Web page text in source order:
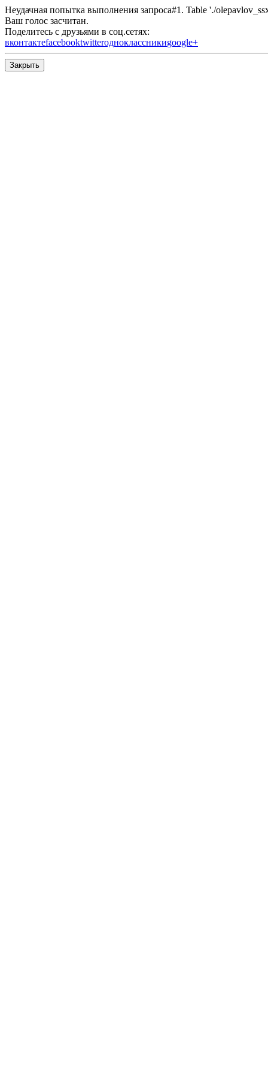
Неудачная попытка выполнения запроса#1. Table './
Ваш голос засчитан.
Поделитесь с друзьями в соц.сетях:
вконтактеfacebooktwitterодноклассникиgoogle+